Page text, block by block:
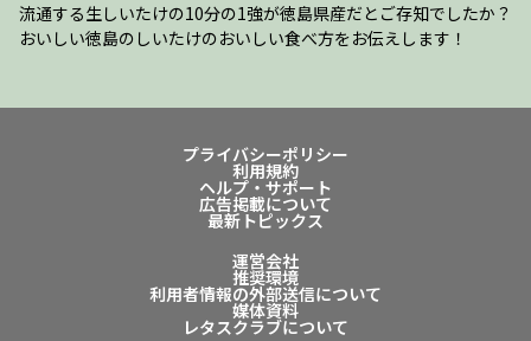
流通する生しいたけの10分の1強が徳島県産だとご存知でしたか？
おいしい徳島のしいたけのおいしい食べ方をお伝えします！
プライバシーポリシー
利用規約
ヘルプ・サポート
広告掲載について
最新トピックス
運営会社
推奨環境
利用者情報の外部送信について
媒体資料
レタスクラブについて